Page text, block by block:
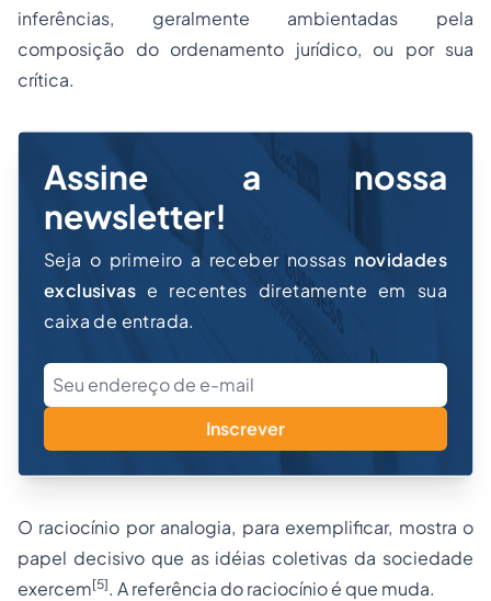
inferências, geralmente ambientadas pela
composição do ordenamento jurídico, ou por sua
crítica.
Assine a nossa
newsletter!
Seja o primeiro a receber nossas novidades
exclusivas e recentes diretamente em sua
caixa de entrada.
Inscrever
O raciocínio por analogia, para exemplificar, mostra o
papel decisivo que as idéias coletivas da sociedade
exercem[5]. A referência do raciocínio é que muda.